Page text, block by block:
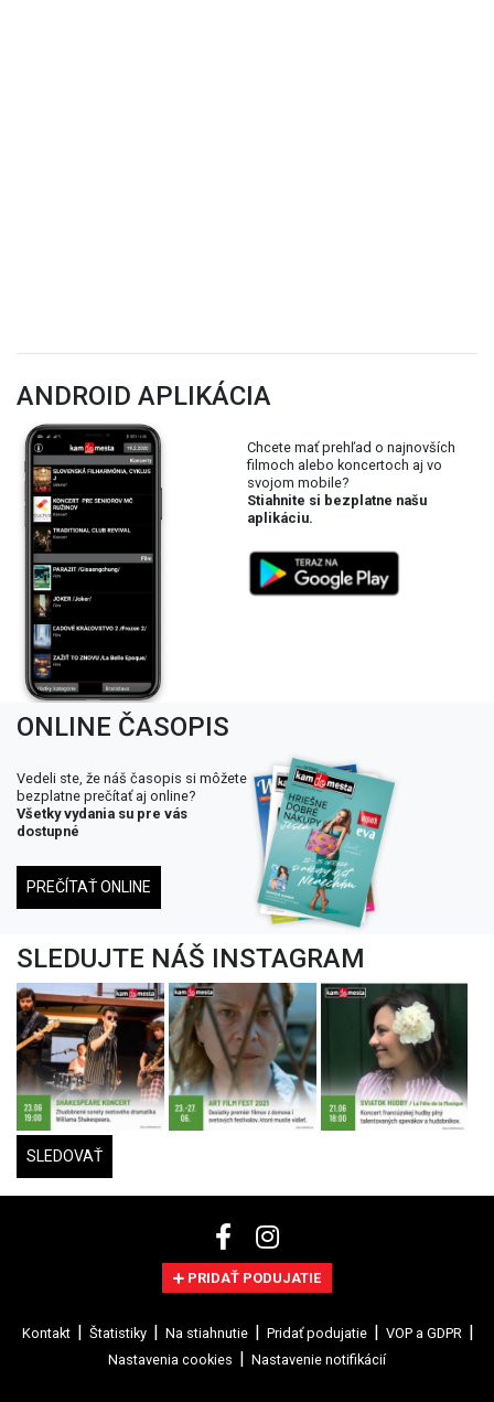
ANDROID APLIKÁCIA
Chcete mať prehľad o najnovších
filmoch alebo koncertoch aj vo
svojom mobile?
Stiahnite si bezplatne našu
aplikáciu.
ONLINE ČASOPIS
Vedeli ste, že náš časopis si môžete
bezplatne prečítať aj online?
Všetky vydania su pre vás
dostupné
PREČÍTAŤ ONLINE
SLEDUJTE NÁŠ INSTAGRAM
SLEDOVAŤ
PRIDAŤ PODUJATIE
Kontakt Štatistiky Na stiahnutie Pridať podujatie
VOP a GDPR
Nastavenia cookies
Nastavenie notifikácií